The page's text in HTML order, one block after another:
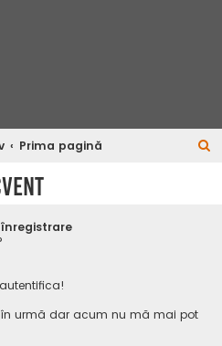
Prima pagină
urmă dar acum nu mă mai pot